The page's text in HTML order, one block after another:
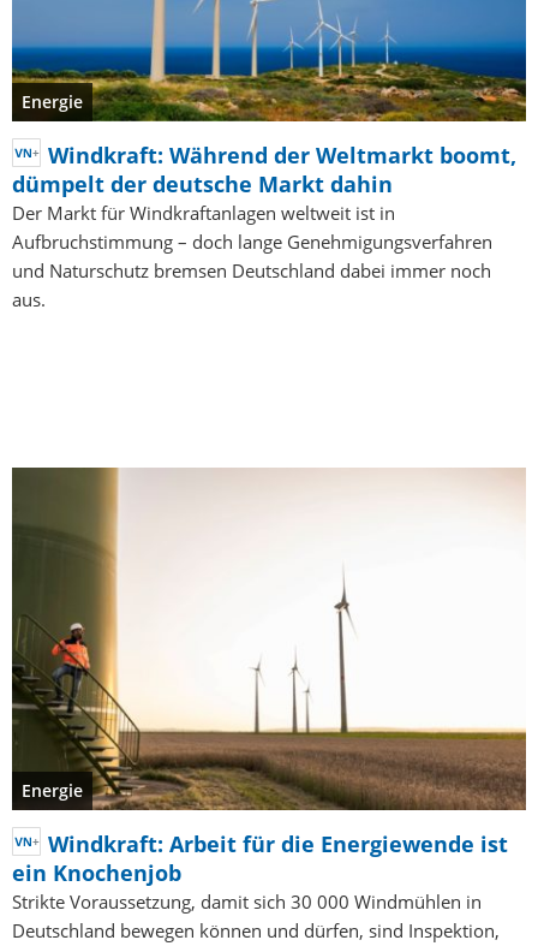
Energie
Windkraft: Während der Weltmarkt boomt,
dümpelt der deutsche Markt dahin
Der Markt für Windkraftanlagen weltweit ist in
Aufbruchstimmung – doch lange Genehmigungsverfahren
und Naturschutz bremsen Deutschland dabei immer noch
aus.
Energie
Windkraft: Arbeit für die Energiewende ist
ein Knochenjob
Strikte Voraussetzung, damit sich 30 000 Windmühlen in
Deutschland bewegen können und dürfen, sind Inspektion,